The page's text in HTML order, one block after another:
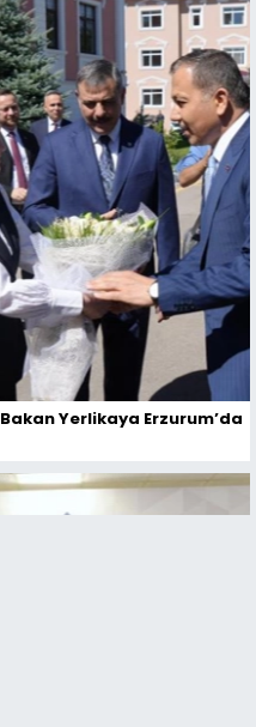
Bakan Yerlikaya Erzurum’da